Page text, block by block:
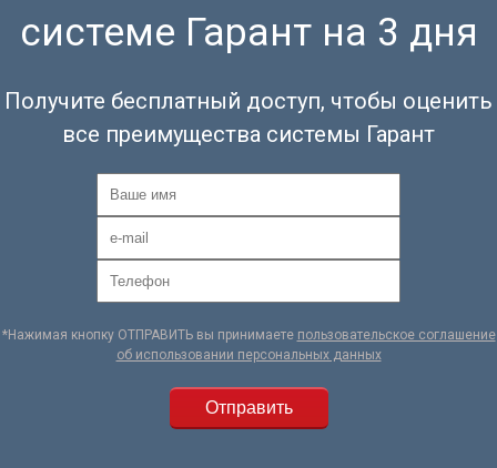
системе Гарант на 3 дня
Получите бесплатный доступ, чтобы оценить
все преимущества системы Гарант
*Нажимая кнопку ОТПРАВИТЬ вы принимаете пользовательское соглашение
об использовании персональных данных